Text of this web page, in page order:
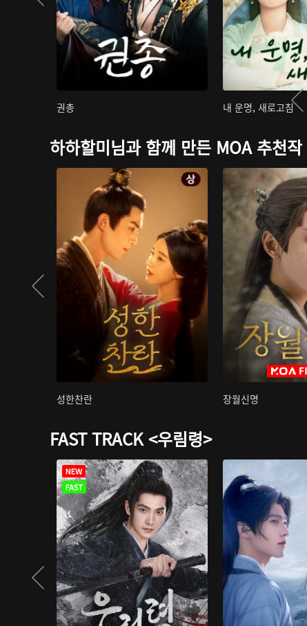
권총 내 운명, 새로고침
하하할미님과 함께 만든 MOA 추천작
성한찬란 장월신명
FAST TRACK <우림령>